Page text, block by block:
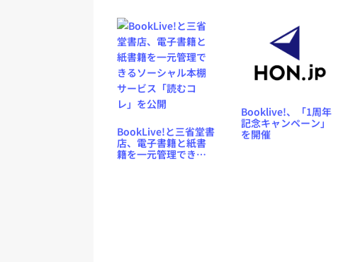
BookLive!と三省堂書
店、電子書籍と紙書
籍を一元管理できる
Booklive!、「1周年
記念キャンペーン」
を開催